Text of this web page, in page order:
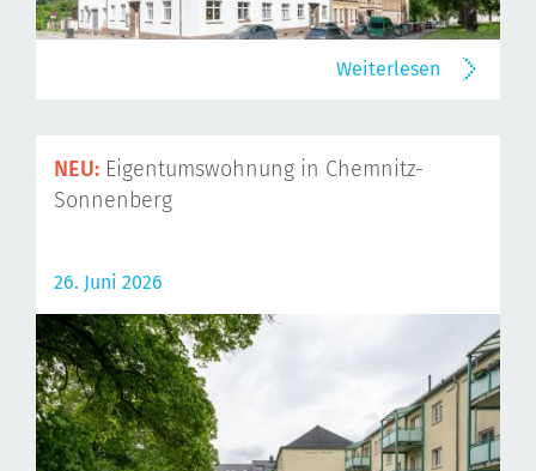
Weiterlesen
NEU: Eigentumswohnung in Chemnitz-
Sonnenberg
26. Juni 2026